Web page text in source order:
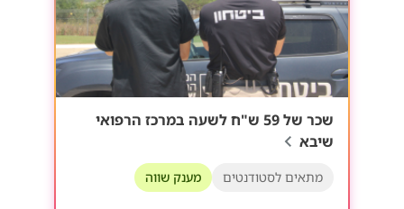
שכר של 59 ש"ח לשעה במרכז הרפואי
שיבא
מתאים לסטודנטים מענק שווה